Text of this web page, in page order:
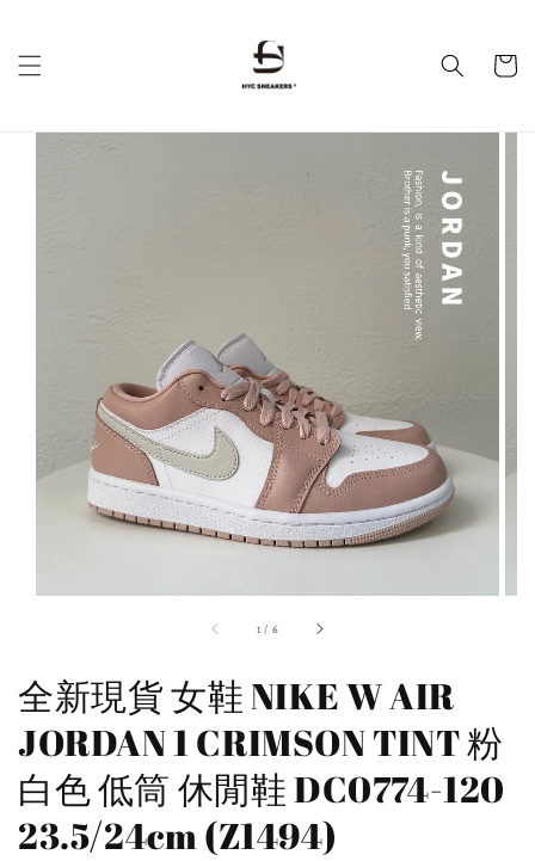
1 / 6
全新現貨 女鞋 NIKE W AIR
JORDAN 1 CRIMSON TINT 粉
白色 低筒 休閒鞋 DC0774-120
23.5/24cm (Z1494)